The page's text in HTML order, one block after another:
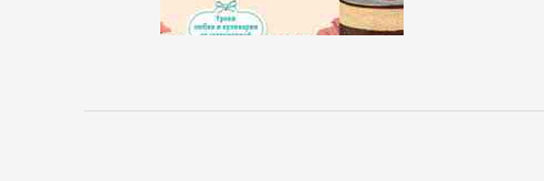
Отраслевые